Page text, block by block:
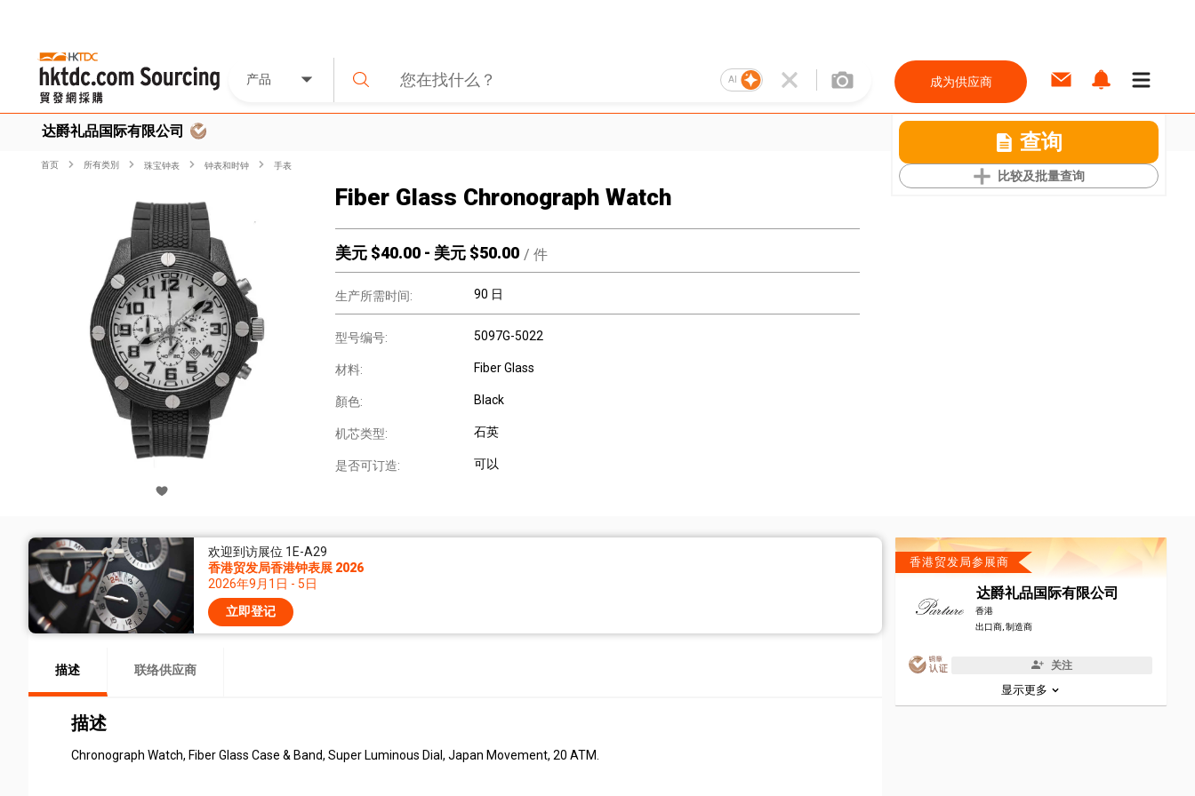
产品 AI 成为供应商
达爵礼品国际有限公司 查询
比较及批量查询
首页 所有类別 珠宝钟表 钟表和时钟 手表
Fiber Glass Chronograph Watch
美元 $40.00 - 美元 $50.00 / 件
生产所需时间: 90 日
型号编号: 5097G-5022
材料: Fiber Glass
顏色: Black
机芯类型: 石英
是否可订造: 可以
欢迎到访展位 1E-A29
香港贸发局香港钟表展 2026
2026年9月1日 - 5日
立即登记
描述 联络供应商
描述
Chronograph Watch, Fiber Glass Case & Band, Super Luminous Dial, Japan Movement, 20 ATM.
香港贸发局参展商
达爵礼品国际有限公司
香港
出口商, 制造商
关注
显示更多